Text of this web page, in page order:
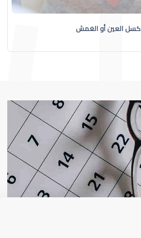
كسل العين أو الغمش
الجدول الزمني لزيارات طبيب عيون